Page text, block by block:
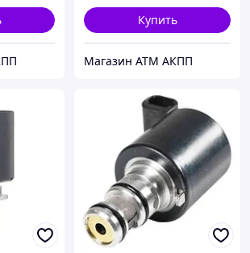
Купить
Магазин АТМ АКПП